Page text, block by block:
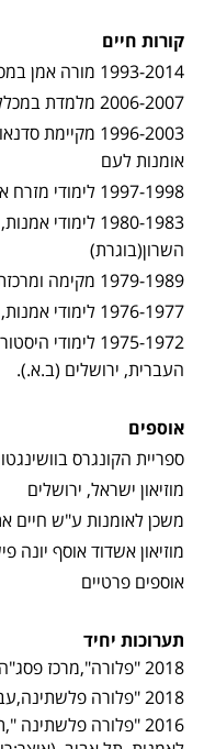
קורות חיים
1993-2014 מורה אמן במסגרת סל תרבות ארצי
2006-2007 מלמדת במכללת אורנים, טבעון
1996-2003
אומנות לעם
1997-1998 לימודי מזרח אסיה, אוניברסיטת תל – אביב
1980-1983
השרון(בוגרת)
1979-1989 מקימה ומרכזת מרכז לאומנות בכפר יונה
1976-1977 לימודי אמנות, האוניברסיטה העברית ירושלים
1975-1972
העברית, ירושלים (ב.א.).
אוספים
ספריית הקונגרס
מוזיאון ישראל, ירושלים
משכן לאומנות ע"ש חיים
מוזיאון אשדוד אוסף יונה
אוספים פרטיים
תערוכות יחיד
2018 "פלורה",מרכז פסג"ה משרד החינןך,פתח תקווה
2018 "פלורה פלשתינה,עבודות חדשות",גלריה אורייתא,הושעיה
2016 "פלורה